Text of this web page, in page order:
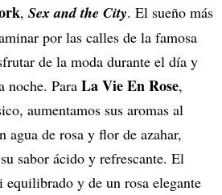
, Sex and the City. El sueño más
por las calles de la famosa
de la moda durante el día y
noche. Para La Vie En Rose,
aumentamos sus aromas al
agua de rosa y flor de azahar,
sabor ácido y refrescante. El
equilibrado y de un rosa elegante